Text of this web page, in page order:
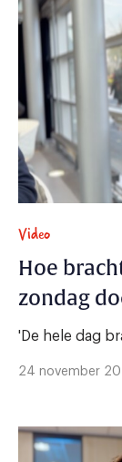
Video
Hoe
zondag
'De hele dag
24 november